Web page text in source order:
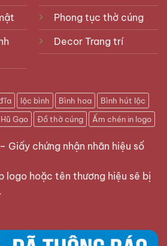
Phong tục thờ cúng
Decor Trang trí
lộc bình Bình hoa
Bình hút lộc
Hũ Gạo Đồ thờ cúng Ấm chén in logo
– Giấy chứng nhận nhãn hiệu số
logo hoặc tên thương hiệu sẽ bị